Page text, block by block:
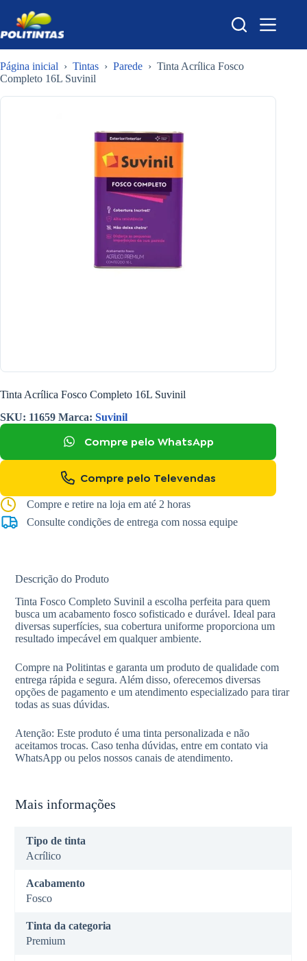
para
o
conteúdo
Página inicial › Tintas › Parede › Tinta Acrílica Fosco
Completo 16L Suvinil
Tinta Acrílica Fosco Completo 16L Suvinil
SKU: 11659 Marca: Suvinil
Compre pelo WhatsApp
Compre pelo Televendas
Compre e retire na loja em até 2 horas
Consulte condições de entrega com nossa equipe
Descrição do Produto
Tinta Fosco Completo Suvinil a escolha perfeita para quem
busca um acabamento fosco sofisticado e durável. Ideal para
diversas superfícies, sua cobertura uniforme proporciona um
resultado impecável em qualquer ambiente.
Compre na Politintas e garanta um produto de qualidade com
entrega rápida e segura. Além disso, oferecemos diversas
opções de pagamento e um atendimento especializado para tirar
todas as suas dúvidas.
Atenção: Este produto é uma tinta personalizada e não
aceitamos trocas. Caso tenha dúvidas, entre em contato via
WhatsApp ou pelos nossos canais de atendimento.
Mais informações
Tipo de tinta
Acrílico
Acabamento
Fosco
Tinta da categoria
Premium